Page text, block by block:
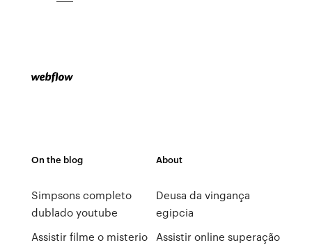
On the blog
Simpsons completo
dublado youtube
Assistir filme o misterio
About
Deusa da vingança
egipcia
Assistir online superação